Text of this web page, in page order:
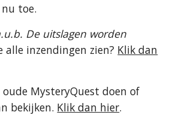
toe.
De uitslagen worden
alle inzendingen zien? Klik dan
oude MysteryQuest doen of
bekijken. Klik dan hier.